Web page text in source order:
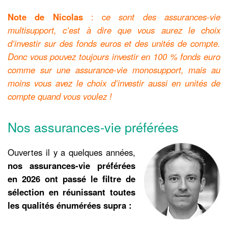
Note de Nicolas: ce sont des assurances-vie
multisupport, c’est à dire que vous aurez le choix
d’investir sur des fonds euros et des unités de compte.
Donc vous pouvez toujours investir en 100 % fonds euro
comme sur une assurance-vie monosupport, mais au
moins vous avez le choix d’investir aussi en unités de
compte quand vous voulez !
Nos assurances-vie préférées
Ouvertes il y a quelques années,
nos assurances-vie préférées
en 2026 ont passé le filtre de
sélection en réunissant toutes
les qualités énumérées supra :